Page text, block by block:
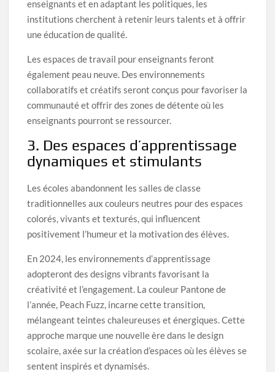
enseignants et en adaptant les politiques, les
institutions cherchent à retenir leurs talents et à offrir
une éducation de qualité.
Les espaces de travail pour enseignants feront
également peau neuve. Des environnements
collaboratifs et créatifs seront conçus pour favoriser la
communauté et offrir des zones de détente où les
enseignants pourront se ressourcer.
3. Des espaces d’apprentissage
dynamiques et stimulants
Les écoles abandonnent les salles de classe
traditionnelles aux couleurs neutres pour des espaces
colorés, vivants et texturés, qui influencent
positivement l’humeur et la motivation des élèves.
En 2024, les environnements d’apprentissage
adopteront des designs vibrants favorisant la
créativité et l’engagement. La couleur Pantone de
l’année, Peach Fuzz, incarne cette transition,
mélangeant teintes chaleureuses et énergiques. Cette
approche marque une nouvelle ère dans le design
scolaire, axée sur la création d’espaces où les élèves se
sentent inspirés et dynamisés.